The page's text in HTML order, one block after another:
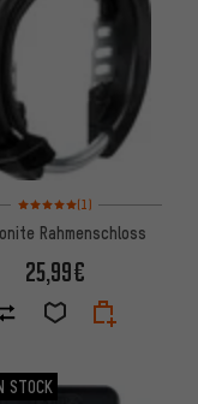
Bewertungen: 5 von 5
(1)
Rahmenschloss
25,99€
STOCK